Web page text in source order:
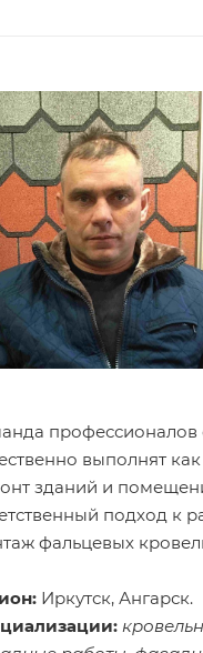
профессионалов
выполнят
зданий и
подход к
фальцевых
Иркутск, Ангарск.